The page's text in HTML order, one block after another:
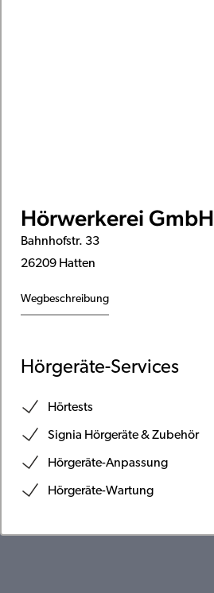
Hörwerkerei GmbH
Bahnhofstr. 33
26209 Hatten
Wegbeschreibung
Hörgeräte-Services
Hörtests
Signia Hörgeräte & Zubehör
Hörgeräte-Anpassung
Hörgeräte-Wartung